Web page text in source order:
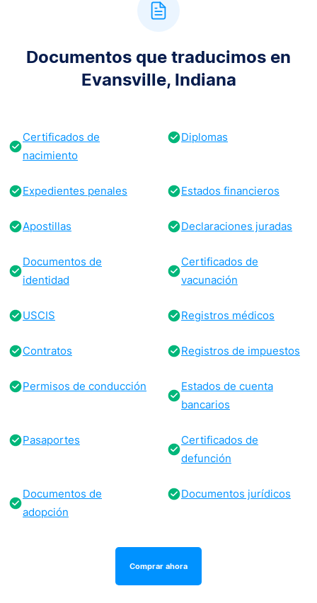
Documentos que traducimos en
Evansville, Indiana
Certificados de
nacimiento
Diplomas
Expedientes penales Estados financieros
Apostillas Declaraciones juradas
Documentos de
identidad
Certificados de
vacunación
USCIS Registros médicos
Contratos Registros de impuestos
Permisos de conducción
Estados de cuenta
bancarios
Pasaportes
Certificados de
defunción
Documentos de
adopción
Documentos jurídicos
Comprar ahora